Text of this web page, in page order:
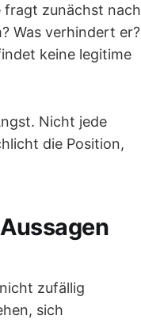
fragt zunächst nach
Was verhindert er?
keine legitime
Nicht jede
die Position,
zufällig
sich